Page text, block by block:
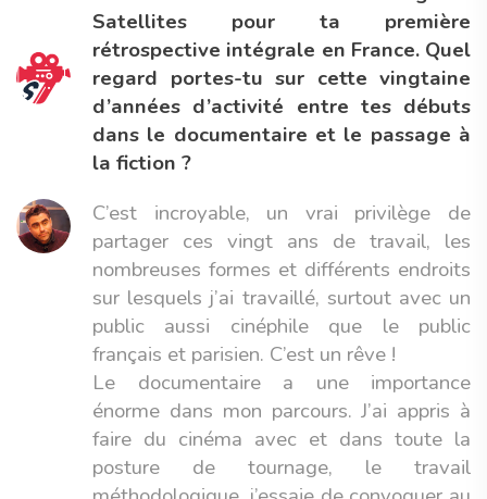
Satellites pour ta première
rétrospective intégrale en France. Quel
regard portes-tu sur cette vingtaine
d’années d’activité entre tes débuts
dans le documentaire et le passage à
la fiction ?
C’est incroyable, un vrai privilège de
partager ces vingt ans de travail, les
nombreuses formes et différents endroits
sur lesquels j’ai travaillé, surtout avec un
public aussi cinéphile que le public
français et parisien. C’est un rêve !
Le documentaire a une importance
énorme dans mon parcours. J’ai appris à
faire du cinéma avec et dans toute la
posture de tournage, le travail